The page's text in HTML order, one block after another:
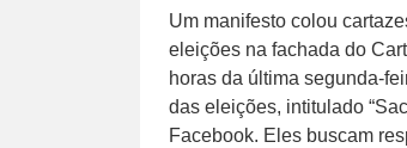
Um manifesto colou
eleições na fachada do
horas da última segunda-
das eleições, intitulado
Facebook. Eles buscam